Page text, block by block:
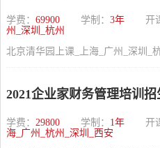
学费： 69900 学制： 3年 开
州_深圳_杭州
北京清华园上课_上海_广州_深圳_
2021企业家财务管理培训
学费： 29800 学制： 1年 开
海_广州_杭州_深圳_西安